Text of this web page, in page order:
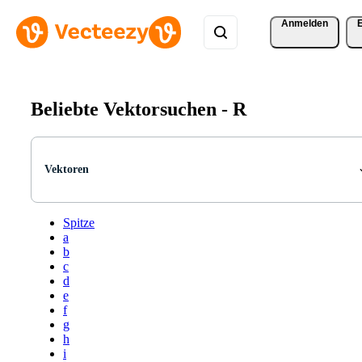
Anmelden
Beliebte Vektorsuchen - R
Vektoren
Spitze
a
b
c
d
e
f
g
h
i